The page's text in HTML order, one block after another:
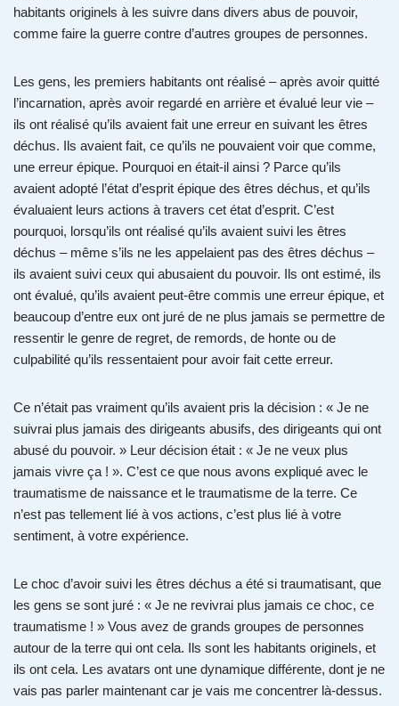
habitants originels à les suivre dans divers abus de pouvoir,
comme faire la guerre contre d’autres groupes de personnes.
Les gens, les premiers habitants ont réalisé – après avoir quitté
l’incarnation, après avoir regardé en arrière et évalué leur vie –
ils ont réalisé qu’ils avaient fait une erreur en suivant les êtres
déchus. Ils avaient fait, ce qu’ils ne pouvaient voir que comme,
une erreur épique. Pourquoi en était-il ainsi ? Parce qu’ils
avaient adopté l’état d’esprit épique des êtres déchus, et qu’ils
évaluaient leurs actions à travers cet état d’esprit. C’est
pourquoi, lorsqu’ils ont réalisé qu’ils avaient suivi les êtres
déchus – même s’ils ne les appelaient pas des êtres déchus –
ils avaient suivi ceux qui abusaient du pouvoir. Ils ont estimé, ils
ont évalué, qu’ils avaient peut-être commis une erreur épique, et
beaucoup d’entre eux ont juré de ne plus jamais se permettre de
ressentir le genre de regret, de remords, de honte ou de
culpabilité qu’ils ressentaient pour avoir fait cette erreur.
Ce n’était pas vraiment qu’ils avaient pris la décision : « Je ne
suivrai plus jamais des dirigeants abusifs, des dirigeants qui ont
abusé du pouvoir. » Leur décision était : « Je ne veux plus
jamais vivre ça ! ». C’est ce que nous avons expliqué avec le
traumatisme de naissance et le traumatisme de la terre. Ce
n’est pas tellement lié à vos actions, c’est plus lié à votre
sentiment, à votre expérience.
Le choc d’avoir suivi les êtres déchus a été si traumatisant, que
les gens se sont juré : « Je ne revivrai plus jamais ce choc, ce
traumatisme ! » Vous avez de grands groupes de personnes
autour de la terre qui ont cela. Ils sont les habitants originels, et
ils ont cela. Les avatars ont une dynamique différente, dont je ne
vais pas parler maintenant car je vais me concentrer là-dessus.